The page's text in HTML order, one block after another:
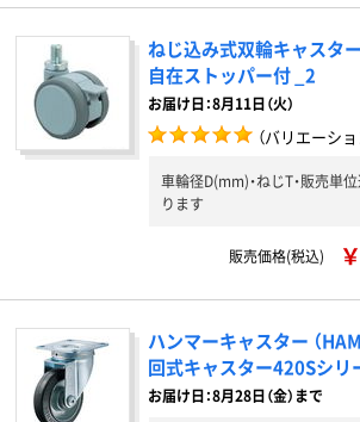
ねじ込み式双輪キャスター
自在ストッパー付 _2
お届け日：8月11日（火）
（バリエーシ
車輪径D(mm)・ねじT・販売単
ります
販売価格(税込)
ハンマーキャスター （
回式キャスター420Sシリ
お届け日：8月28日（金）まで